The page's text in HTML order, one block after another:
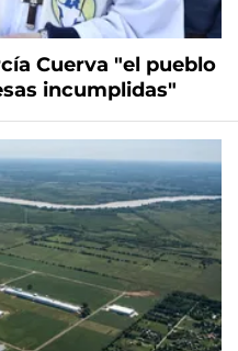
Cuerva "el pueblo
incumplidas"